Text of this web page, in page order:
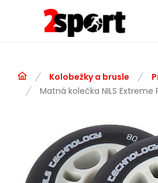
Kolobežky a brusle
Matná kolečka NILS Extreme